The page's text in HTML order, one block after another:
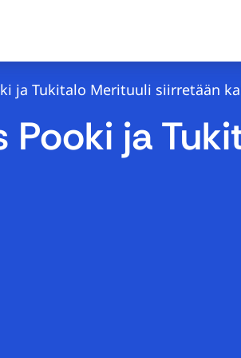
ja Tukitalo Merituuli siirretään
Pooki ja